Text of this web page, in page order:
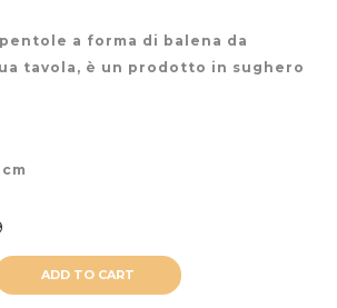
a forma di balena da
tavola, è un prodotto in sughero
ADD TO CART